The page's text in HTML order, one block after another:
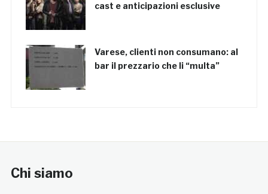
cast e anticipazioni esclusive
Varese, clienti non consumano: al
bar il prezzario che li “multa”
Chi siamo